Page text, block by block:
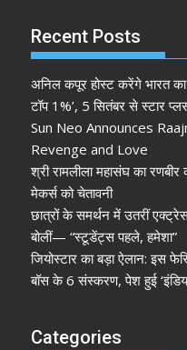
Recent Posts
अनिल कपूर होस्ट करेंगे भारत
टॉप 1%’, 5 सितंबर से स्टार
Sun Neo Announces
Revenge and Love
श्री रामलीला महासंघ का
मेकर्स को चेतावनी
छात्रों के समर्थन में उतरीं
बोलीं— “स्टूडेंट्स पहले, हमेशा”
जियोस्टार का बड़ा ऐलान: इस
बॉस के 6 संस्करण, पेश हुई
Categories